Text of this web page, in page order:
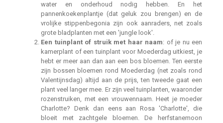
water en onderhoud nodig hebben. En het
pannenkoekenplantje (dat geluk zou brengen) en de
vrolijke stippenbegonia zijn ook aanraders, net zoals
grote bladplanten met een 'jungle look'.
Een tuinplant of struik met haar naam: of je nu een
kamerplant of een tuinplant voor Moederdag uitkiest, je
hebt er meer aan dan aan een bos bloemen. Ten eerste
zijn bossen bloemen rond Moederdag (net zoals rond
Valentijnsdag) altijd aan de prijs, ten tweede gaat een
plant veel langer mee. Er zijn veel tuinplanten, waaronder
rozenstruiken, met een vrouwennaam. Heet je moeder
Charlotte? Denk dan eens aan Rosa 'Charlotte', die
bloeit met zachtgele bloemen. De herfstanemoon